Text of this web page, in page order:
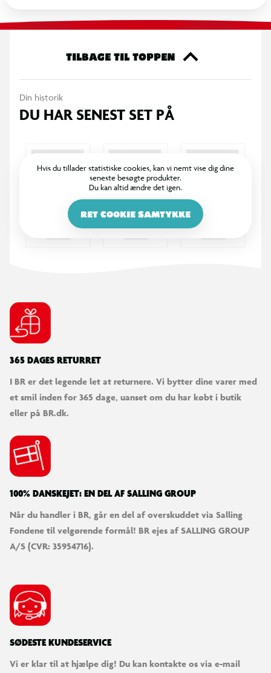
designet, så delene er nemme at rengøre og opbevare efter
Specifikationer
Modulært vand- og mudderbanesystem
Kan udvides med andre AquaPlay kanalsystemer
Nem at samle, rengøre og opbevare
Velegnet til vandleg udendørs
TILBAGE TIL TOPPEN
Din historik
DU HAR SENEST SET PÅ
Hvis du tillader statistiske cookies, kan vi nemt vise dig dine
seneste besøgte produkter.
Du kan altid ændre det igen.
RET COOKIE SAMTYKKE
365 DAGES RETURRET
I BR er det legende let at returnere. Vi bytter dine varer med
et smil inden for 365 dage, uanset om du har købt i butik
eller på BR.dk.
100% DANSKEJET: EN DEL AF SALLING GROUP
Når du handler i BR, går en del af overskuddet via Salling
Fondene til velgørende formål! BR ejes af SALLING GROUP
A/S (CVR: 35954716).
SØDESTE KUNDESERVICE
Vi er klar til at hjælpe dig! Du kan kontakte os via e-mail